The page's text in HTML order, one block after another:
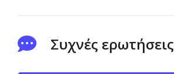
Συχνές ερωτήσεις